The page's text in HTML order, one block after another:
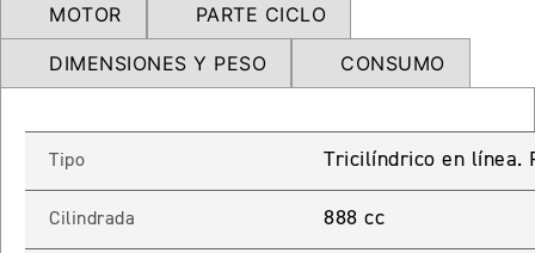
Precio desde $9.090.000
Precio desde $10.590.000
MOTOR PARTE CICLO
DIMENSIONES Y PESO CONSUMO
Tipo Tricilíndrico en línea.
Cilindrada 888 cc